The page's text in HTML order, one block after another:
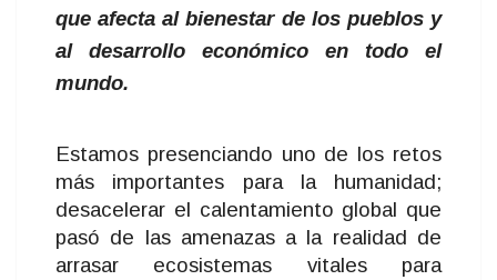
que afecta al bienestar de los pueblos y
al desarrollo económico en todo el
mundo.
Estamos presenciando uno de los retos
más importantes para la humanidad;
desacelerar el calentamiento global que
pasó de las amenazas a la realidad de
arrasar ecosistemas vitales para